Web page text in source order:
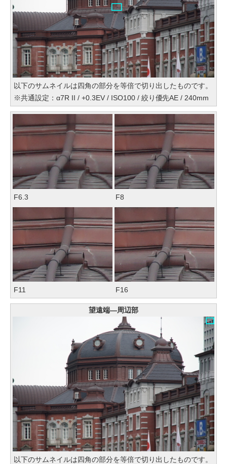
以下のサムネイルは四角の部分を等倍で切り出したものです。
※共通設定：α7R II / +0.3EV / ISO100 / 絞り優先AE / 240mm
F6.3 F8
F11 F16
望遠端―周辺部
以下のサムネイルは四角の部分を等倍で切り出したものです。